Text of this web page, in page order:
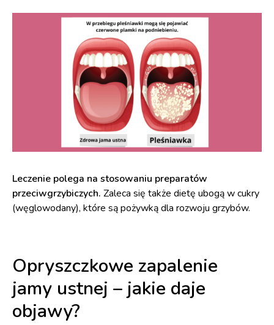
Leczenie polega na stosowaniu preparatów
przeciwgrzybiczych. Zaleca się także dietę ubogą w cukry
(węglowodany), które są pożywką dla rozwoju grzybów.
Opryszczkowe zapalenie
jamy ustnej – jakie daje
objawy?